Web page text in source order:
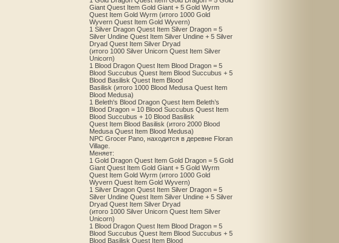
Giant Quest Item Gold Giant + 5 Gold Wyrm
Quest Item Gold Wyrm (итого 1000 Gold
Wyvern Quest Item Gold Wyvern)
1 Silver Dragon Quest Item Silver Dragon = 5
Silver Undine Quest Item Silver Undine + 5 Silver
Dryad Quest Item Silver Dryad
(итого 1000 Silver Unicorn Quest Item Silver
Unicorn)
1 Blood Dragon Quest Item Blood Dragon = 5
Blood Succubus Quest Item Blood Succubus + 5
Blood Basilisk Quest Item Blood
Basilisk (итого 1000 Blood Medusa Quest Item
Blood Medusa)
1 Beleth's Blood Dragon Quest Item Beleth’s
Blood Dragon = 10 Blood Succubus Quest Item
Blood Succubus + 10 Blood Basilisk
Quest Item Blood Basilisk (итого 2000 Blood
Medusa Quest Item Blood Medusa)
NPC Grocer Pano, находится в деревне Floran
Village.
Меняет:
1 Gold Dragon Quest Item Gold Dragon = 5 Gold
Giant Quest Item Gold Giant + 5 Gold Wyrm
Quest Item Gold Wyrm (итого 1000 Gold
Wyvern Quest Item Gold Wyvern)
1 Silver Dragon Quest Item Silver Dragon = 5
Silver Undine Quest Item Silver Undine + 5 Silver
Dryad Quest Item Silver Dryad
(итого 1000 Silver Unicorn Quest Item Silver
Unicorn)
1 Blood Dragon Quest Item Blood Dragon = 5
Blood Succubus Quest Item Blood Succubus + 5
Blood Basilisk Quest Item Blood